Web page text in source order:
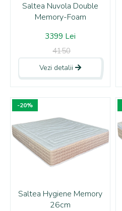
Saltea Nuvola Double
Memory-Foam
3399 Lei
4150
Vezi detalii
-20%
Saltea Hygiene Memory
26cm